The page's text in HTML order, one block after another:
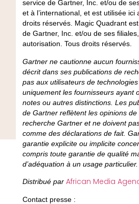
service de Gartner, Inc. et/ou de
et à l’international, et est utilisée ici
droits réservés. Magic Quadrant
de Gartner, Inc. et/ou de ses
autorisation. Tous droits réservés.
Gartner ne cautionne aucun
décrit dans ses publications de
pas aux utilisateurs de
uniquement les fournisseurs ayant
notes ou autres distinctions. Les
de Gartner reflètent les opinions de
recherche Gartner et ne doivent
comme des déclarations de fait.
garantie explicite ou implicite
compris toute garantie de qualité
d’adéquation à un usage particulier.
Distribué par African Media
Contact presse :